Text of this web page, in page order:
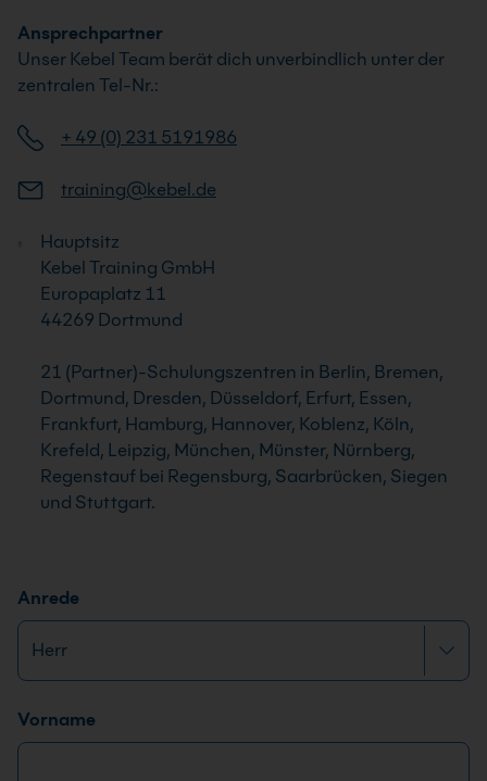
Ansprechpartner
Unser Kebel Team berät dich unverbindlich unter der
zentralen Tel-Nr.:
+ 49 (0) 231 5191986
training@kebel.de
Hauptsitz
Kebel Training GmbH
Europaplatz 11
44269 Dortmund
21 (Partner)-Schulungszentren in Berlin, Bremen,
Dortmund, Dresden, Düsseldorf, Erfurt, Essen,
Frankfurt, Hamburg, Hannover, Koblenz, Köln,
Krefeld, Leipzig, München, Münster, Nürnberg,
Regenstauf bei Regensburg, Saarbrücken, Siegen
und Stuttgart.
Anrede
E
-
Name*
Vorname